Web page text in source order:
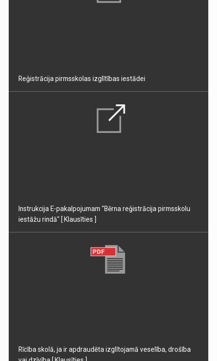
Reģistrācija pirmsskolas izglītības iestādei
Instrukcija E-pakalpojumam "Bērna reģistrācija pirmsskolu
iestāžu rindā" [ Klausīties ]
Rīcība skolā, ja ir apdraudēta izglītojamā veselība, drošība